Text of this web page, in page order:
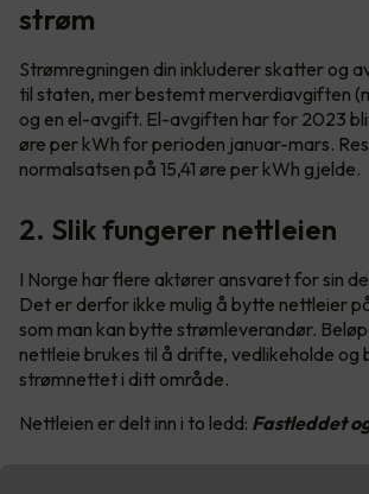
strøm
Strømregningen din inkluderer skatter og
til staten, mer bestemt merverdiavgiften
og en el-avgift. El-avgiften har for 2023
øre per kWh for perioden januar-mars.
normalsatsen på 15,41 øre per kWh gjelde.
2. Slik fungerer nettleien
I Norge har flere aktører ansvaret for sin
Det er derfor ikke mulig å bytte nettleier
som man kan bytte strømleverandør.
nettleie brukes til å drifte, vedlikeholde og
strømnettet i ditt område.
Nettleien er delt inn i to ledd: Fastleddet